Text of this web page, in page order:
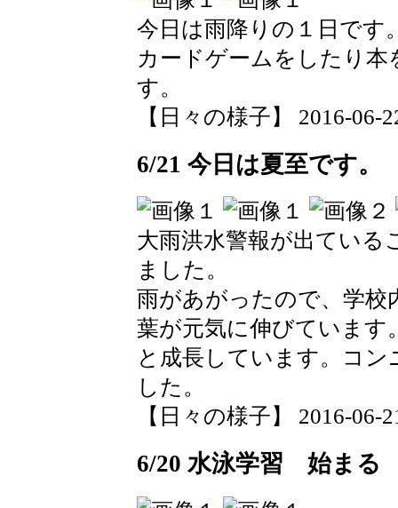
今日は雨降りの１日です
カードゲームをしたり
す。
【日々の様子】 2016-06-
6/21 今日は夏至です。
大雨洪水警報が出ている
ました。
雨があがったので、学校
葉が元気に伸びています
と成長しています。コ
した。
【日々の様子】 2016-06-
6/20 水泳学習 始まる